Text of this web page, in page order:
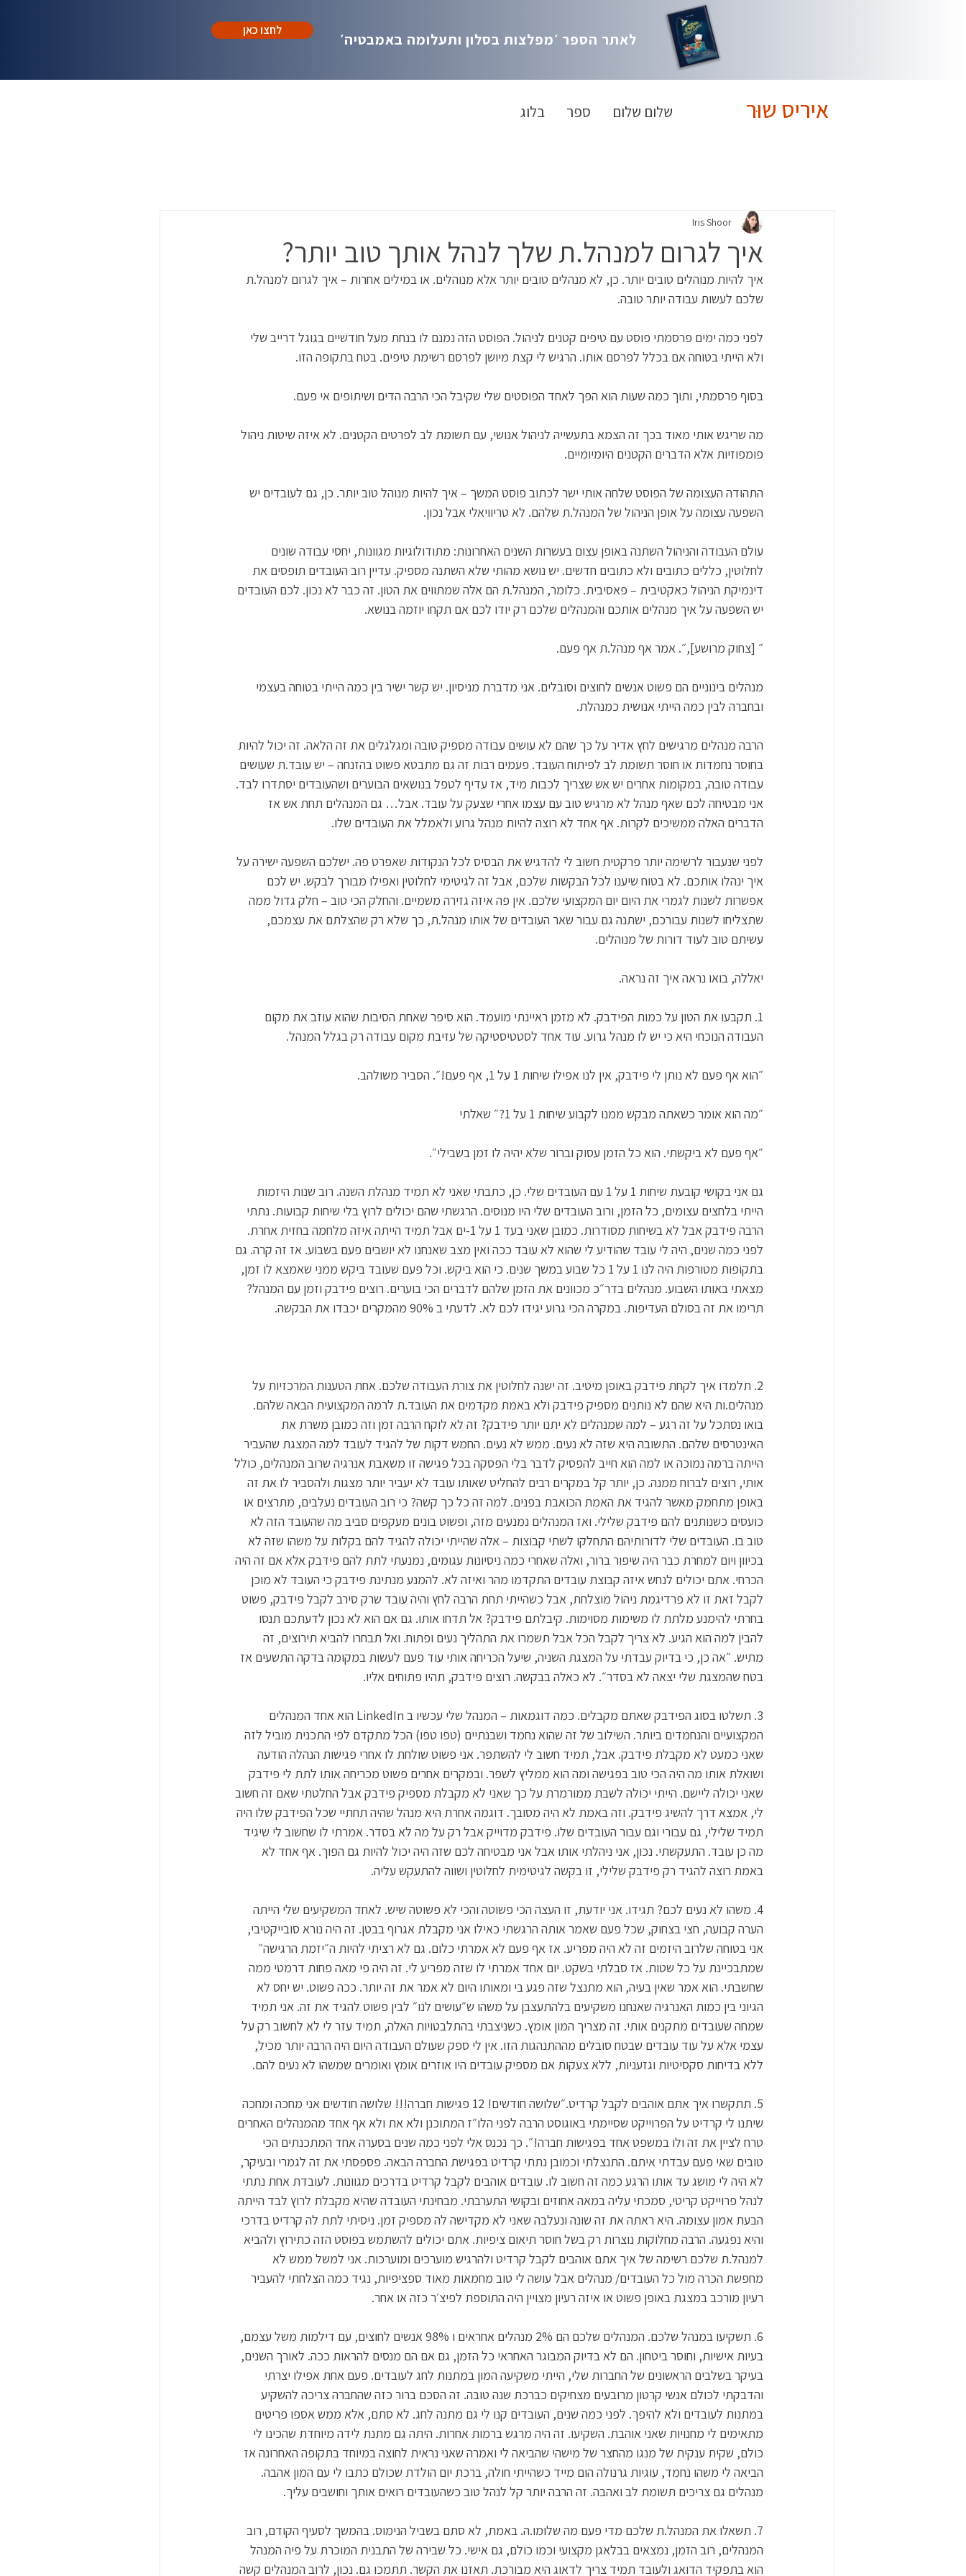
לאתר הספר ׳מפלצות בסלון ותעלומה באמבטיה׳
לחצו כאן
שלום שלום ספר בלוג איריס שוּר
איך לגרום למנהל.ת שלך לנהל אותך טוב יותר?
Iris Shoor
איך להיות מנוהלים טובים יותר. כן, לא מנהלים טובים יותר אלא מנוהלים. או במילים אחרות – איך לגרום למנהל.ת
שלכם לעשות עבודה יותר טובה.
לפני כמה ימים פרסמתי פוסט עם טיפים קטנים לניהול. הפוסט הזה נמנם לו בנחת מעל חודשיים בגוגל דרייב שלי
ולא הייתי בטוחה אם בכלל לפרסם אותו. הרגיש לי קצת מיושן לפרסם רשימת טיפים. בטח בתקופה הזו.
בסוף פרסמתי, ותוך כמה שעות הוא הפך לאחד הפוסטים שלי שקיבל הכי הרבה הדים ושיתופים אי פעם.
מה שריגש אותי מאוד בכך זה הצמא בתעשייה לניהול אנושי, עם תשומת לב לפרטים הקטנים. לא איזה שיטות ניהול
פומפוזיות אלא הדברים הקטנים היומיומיים.
התהודה העצומה של הפוסט שלחה אותי ישר לכתוב פוסט המשך – איך להיות מנוהל טוב יותר. כן, גם לעובדים יש
השפעה עצומה על אופן הניהול של המנהל.ת שלהם. לא טריוויאלי אבל נכון.
עולם העבודה והניהול השתנה באופן עצום בעשרות השנים האחרונות: מתודולוגיות מגוונות, יחסי עבודה שונים
לחלוטין, כללים כתובים ולא כתובים חדשים. יש נושא מהותי שלא השתנה מספיק. עדיין רוב העובדים תופסים את
דינמיקת הניהול כאקטיבית – פאסיבית. כלומר, המנהל.ת הם אלה שמתווים את הטון. זה כבר לא נכון. לכם העובדים
יש השפעה על איך מנהלים אותכם והמנהלים שלכם רק יודו לכם אם תקחו יוזמה בנושא.
״ [צחוק מרושע],״. אמר אף מנהל.ת אף פעם.
מנהלים בינוניים הם פשוט אנשים לחוצים וסובלים. אני מדברת מניסיון. יש קשר ישיר בין כמה הייתי בטוחה בעצמי
ובחברה לבין כמה הייתי אנושית כמנהלת.
הרבה מנהלים מרגישים לחץ אדיר על כך שהם לא עושים עבודה מספיק טובה ומגלגלים את זה הלאה. זה יכול להיות
בחוסר נחמדות או חוסר תשומת לב לפיתוח העובד. פעמים רבות זה גם מתבטא פשוט בהזנחה – יש עובד.ת שעושים
עבודה טובה, במקומות אחרים יש אש שצריך לכבות מיד, אז עדיף לטפל בנושאים הבוערים ושהעובדים יסתדרו לבד.
אני מבטיחה לכם שאף מנהל לא מרגיש טוב עם עצמו אחרי שצעק על עובד. אבל… גם המנהלים תחת אש אז
הדברים האלה ממשיכים לקרות. אף אחד לא רוצה להיות מנהל גרוע ולאמלל את העובדים שלו.
לפני שנעבור לרשימה יותר פרקטית חשוב לי להדגיש את הבסיס לכל הנקודות שאפרט פה. ישלכם השפעה ישירה על
איך ינהלו אותכם. לא בטוח שיענו לכל הבקשות שלכם, אבל זה לגיטימי לחלוטין ואפילו מבורך לבקש. יש לכם
אפשרות לשנות לגמרי את היום יום המקצועי שלכם. אין פה איזה גזירה משמיים. והחלק הכי טוב – חלק גדול ממה
שתצליחו לשנות עבורכם, ישתנה גם עבור שאר העובדים של אותו מנהל.ת, כך שלא רק שהצלתם את עצמכם,
עשיתם טוב לעוד דורות של מנוהלים.
יאללה, בואו נראה איך זה נראה.
1. תקבעו את הטון על כמות הפידבק. לא מזמן ראיינתי מועמד. הוא סיפר שאחת הסיבות שהוא עוזב את מקום
העבודה הנוכחי היא כי יש לו מנהל גרוע. עוד אחד לסטטיסטיקה של עזיבת מקום עבודה רק בגלל המנהל.
״הוא אף פעם לא נותן לי פידבק, אין לנו אפילו שיחות 1 על 1, אף פעם!״. הסביר משולהב.
״מה הוא אומר כשאתה מבקש ממנו לקבוע שיחות 1 על 1?״ שאלתי
״אף פעם לא ביקשתי. הוא כל הזמן עסוק וברור שלא יהיה לו זמן בשבילי״.
גם אני בקושי קובעת שיחות 1 על 1 עם העובדים שלי. כן, כתבתי שאני לא תמיד מנהלת השנה. רוב שנות היזמות
הייתי בלחצים עצומים, כל הזמן, ורוב העובדים שלי היו מנוסים. הרגשתי שהם יכולים לרוץ בלי שיחות קבועות. נתתי
הרבה פידבק אבל לא בשיחות מסודרות. כמובן שאני בעד 1 על 1-ים אבל תמיד הייתה איזה מלחמה בחזית אחרת.
לפני כמה שנים, היה לי עובד שהודיע לי שהוא לא עובד ככה ואין מצב שאנחנו לא יושבים פעם בשבוע. אז זה קרה. גם
בתקופות מטורפות היה לנו 1 על 1 כל שבוע במשך שנים. כי הוא ביקש. וכל פעם שעובד ביקש ממני שאמצא לו זמן,
מצאתי באותו השבוע. מנהלים בדר״כ מכוונים את הזמן שלהם לדברים הכי בוערים. רוצים פידבק וזמן עם המנהל?
תרימו את זה בסולם העדיפות. במקרה הכי גרוע יגידו לכם לא. לדעתי ב 90% מהמקרים יכבדו את הבקשה.
2. תלמדו איך לקחת פידבק באופן מיטיב. זה ישנה לחלוטין את צורת העבודה שלכם. אחת הטענות המרכזיות על
מנהלים.ות היא שהם לא נותנים מספיק פידבק ולא באמת מקדמים את העובד.ת לרמה המקצועית הבאה שלהם.
בואו נסתכל על זה רגע – למה שמנהלים לא יתנו יותר פידבק? זה לא לוקח הרבה זמן וזה כמובן משרת את
האינטרסים שלהם. התשובה היא שזה לא נעים. ממש לא נעים. החמש דקות של להגיד לעובד למה המצגת שהעביר
הייתה ברמה נמוכה או למה הוא חייב להפסיק לדבר בלי הפסקה בכל פגישה זו משאבת אנרגיה שרוב המנהלים, כולל
אותי, רוצים לברוח ממנה. כן, יותר קל במקרים רבים להחליט שאותו עובד לא יעביר יותר מצגות ולהסביר לו את זה
באופן מתחמק מאשר להגיד את האמת הכואבת בפנים. למה זה כל כך קשה? כי רוב העובדים נעלבים, מתרצים או
כועסים כשנותנים להם פידבק שלילי. ואז המנהלים נמנעים מזה, ופשוט בונים מעקפים סביב מה שהעובד הזה לא
טוב בו. העובדים שלי לדורותיהם התחלקו לשתי קבוצות – אלה שהייתי יכולה להגיד להם בקלות על משהו שזה לא
בכיוון ויום למחרת כבר היה שיפור ברור, ואלה שאחרי כמה ניסיונות עגומים, נמנעתי לתת להם פידבק אלא אם זה היה
הכרחי. אתם יכולים לנחש איזה קבוצת עובדים התקדמו מהר ואיזה לא. להמנע מנתינת פידבק כי העובד לא מוכן
לקבל זאת זו לא פרדיגמת ניהול מוצלחת, אבל כשהייתי תחת הרבה לחץ והיה עובד שרק סירב לקבל פידבק, פשוט
בחרתי להימנע מלתת לו משימות מסוימות. קיבלתם פידבק? אל תדחו אותו. גם אם הוא לא נכון לדעתכם תנסו
להבין למה הוא הגיע. לא צריך לקבל הכל אבל תשמרו את התהליך נעים ופתוח. ואל תבחרו להביא תירוצים, זה
מתיש. ״אה כן, כי בדיוק עבדתי על המצגת השניה, שיעל הכריחה אותי עוד פעם לעשות במקומה בדקה התשעים אז
בטח שהמצגת שלי יצאה לא בסדר״. לא כאלה בבקשה. רוצים פידבק, תהיו פתוחים אליו.
3. תשלטו בסוג הפידבק שאתם מקבלים. כמה דוגמאות – המנהל שלי עכשיו ב LinkedIn הוא אחד המנהלים
המקצועיים והנחמדים ביותר. השילוב של זה שהוא נחמד ושבנתיים (טפו טפו) הכל מתקדם לפי התכנית מוביל לזה
שאני כמעט לא מקבלת פידבק. אבל, תמיד חשוב לי להשתפר. אני פשוט שולחת לו אחרי פגישות הנהלה הודעה
ושואלת אותו מה היה הכי טוב בפגישה ומה הוא ממליץ לשפר. ובמקרים אחרים פשוט מכריחה אותו לתת לי פידבק
שאני יכולה ליישם. הייתי יכולה לשבת ממורמרת על כך שאני לא מקבלת מספיק פידבק אבל החלטתי שאם זה חשוב
לי, אמצא דרך להשיג פידבק. וזה באמת לא היה מסובך. דוגמה אחרת היא מנהל שהיה תחתיי שכל הפידבק שלו היה
תמיד שלילי, גם עבורי וגם עבור העובדים שלו. פידבק מדוייק אבל רק על מה לא בסדר. אמרתי לו שחשוב לי שיגיד
מה כן עובד. התעקשתי. נכון, אני ניהלתי אותו אבל אני מבטיחה לכם שזה היה יכול להיות גם הפוך. אף אחד לא
באמת רוצה להגיד רק פידבק שלילי, זו בקשה לגיטימית לחלוטין ושווה להתעקש עליה.
4. משהו לא נעים לכם? תגידו. אני יודעת, זו העצה הכי פשוטה והכי לא פשוטה שיש. לאחד המשקיעים שלי הייתה
הערה קבועה, חצי בצחוק, שכל פעם שאמר אותה הרגשתי כאילו אני מקבלת אגרוף בבטן. זה היה נורא סובייקטיבי,
אני בטוחה שלרוב היזמים זה לא היה מפריע. אז אף פעם לא אמרתי כלום. גם לא רציתי להיות ה״יזמת הרגישה״
שמתבכיינת על כל שטות. אז סבלתי בשקט. יום אחד אמרתי לו שזה מפריע לי. זה היה פי מאה פחות דרמטי ממה
שחשבתי. הוא אמר שאין בעיה, הוא מתנצל שזה פגע בי ומאותו היום לא אמר את זה יותר. ככה פשוט. יש יחס לא
הגיוני בין כמות האנרגיה שאנחנו משקיעים בלהתעצבן על משהו ש״עושים לנו״ לבין פשוט להגיד את זה. אני תמיד
שמחה שעובדים מתקנים אותי. זה מצריך המון אומץ. כשניצבתי בהתלבטויות האלה, תמיד עזר לי לא לחשוב רק על
עצמי אלא על עוד עובדים שבטח סובלים מההתנהגות הזו. אין לי ספק שעולם העבודה היום היה הרבה יותר מכיל,
ללא בדיחות סקסיטיות וגזעניות, ללא צעקות אם מספיק עובדים היו אוזרים אומץ ואומרים שמשהו לא נעים להם.
5. תתקשרו איך אתם אוהבים לקבל קרדיט.״שלושה חודשים! 12 פגישות חברה!!! שלושה חודשים אני מחכה ומחכה
שיתנו לי קרדיט על הפרוייקט שסיימתי באוגוסט הרבה לפני הלו״ז המתוכנן ולא את ולא אף אחד מהמנהלים האחרים
טרח לציין את זה ולו במשפט אחד בפגישות חברה!״. כך נכנס אלי לפני כמה שנים בסערה אחד המתכנתים הכי
טובים שאי פעם עבדתי איתם. התנצלתי וכמובן נתתי קרדיט בפגישת החברה הבאה. פספסתי את זה לגמרי ובעיקר,
לא היה לי מושג עד אותו הרגע כמה זה חשוב לו. עובדים אוהבים לקבל קרדיט בדרכים מגוונות. לעובדת אחת נתתי
לנהל פרוייקט קריטי, סמכתי עליה במאה אחוזים ובקושי התערבתי. מבחינתי העובדה שהיא מקבלת לרוץ לבד הייתה
הבעת אמון עצומה. היא ראתה את זה שונה ונעלבה שאני לא מקדישה לה מספיק זמן. ניסיתי לתת לה קרדיט בדרכי
והיא נפגעה. הרבה מחלוקות נוצרות רק בשל חוסר תיאום ציפיות. אתם יכולים להשתמש בפוסט הזה כתירוץ ולהביא
למנהל.ת שלכם רשימה של איך אתם אוהבים לקבל קרדיט ולהרגיש מוערכים ומוערכות. אני למשל ממש לא
מחפשת הכרה מול כל העובדים/ מנהלים אבל עושה לי טוב מחמאות מאוד ספציפיות, נגיד כמה הצלחתי להעביר
רעיון מורכב במצגת באופן פשוט או איזה רעיון מצויין היה התוספת לפיצ׳ר כזה או אחר.
6. תשקיעו במנהל שלכם. המנהלים שלכם הם 2% מנהלים אחראים ו 98% אנשים לחוצים, עם דילמות משל עצמם,
בעיות אישיות, וחוסר ביטחון. הם לא בדיוק המבוגר האחראי כל הזמן, גם אם הם מנסים להראות ככה. לאורך השנים,
בעיקר בשלבים הראשונים של החברות שלי, הייתי משקיעה המון במתנות לחג לעובדים. פעם אחת אפילו יצרתי
והדבקתי לכולם אנשי קרטון מרובעים מצחיקים כברכת שנה טובה. זה הסכם ברור כזה שהחברה צריכה להשקיע
במתנות לעובדים ולא להיפך. לפני כמה שנים, העובדים קנו לי גם מתנה לחג. לא סתם, אלא ממש אספו פריטים
מתאימים לי מחנויות שאני אוהבת. השקיעו. זה היה מרגש ברמות אחרות. היתה גם מתנת לידה מיוחדת שהכינו לי
כולם, שקית ענקית של מנגו מהחצר של מישהי שהביאה לי ואמרה שאני נראית לחוצה במיוחד בתקופה האחרונה אז
הביאה לי משהו נחמד, עוגיות גרנולה הום מייד כשהייתי חולה, ברכת יום הולדת שכולם כתבו לי עם המון אהבה.
מנהלים גם צריכים תשומת לב ואהבה. זה הרבה יותר קל לנהל טוב כשהעובדים רואים אותך וחושבים עליך.
7. תשאלו את המנהל.ת שלכם מדי פעם מה שלומו.ה. באמת, לא סתם בשביל הנימוס. בהמשך לסעיף הקודם, רוב
המנהלים, רוב הזמן, נמצאים בבלאגן מקצועי וכמו כולם, גם אישי. כל שבירה של התבנית המוכרת על פיה המנהל
הוא בתפקיד הדואג ולעובד תמיד צריך לדאוג היא מבורכת. תאזנו את הקשר. תתמכו גם. נכון, לרוב המנהלים קשה